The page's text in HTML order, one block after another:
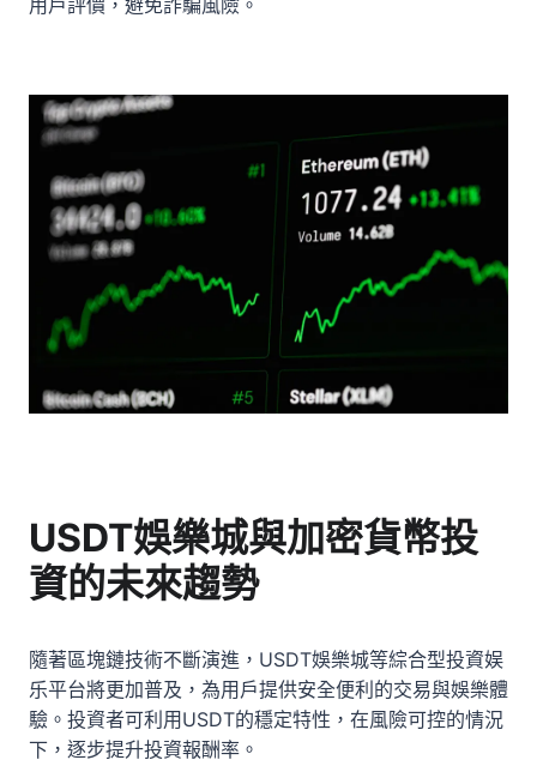
USDT娛樂城與加密貨幣投
資的未來趨勢
隨著區塊鏈技術不斷演進， USDT娛樂城等綜合型投資娱
乐平台將更加普及，為用戶提供安全便利的交易與娛樂體
驗。投資者可利用USDT的穩定特性，在風險可控的情況
下，逐步提升投資報酬率。